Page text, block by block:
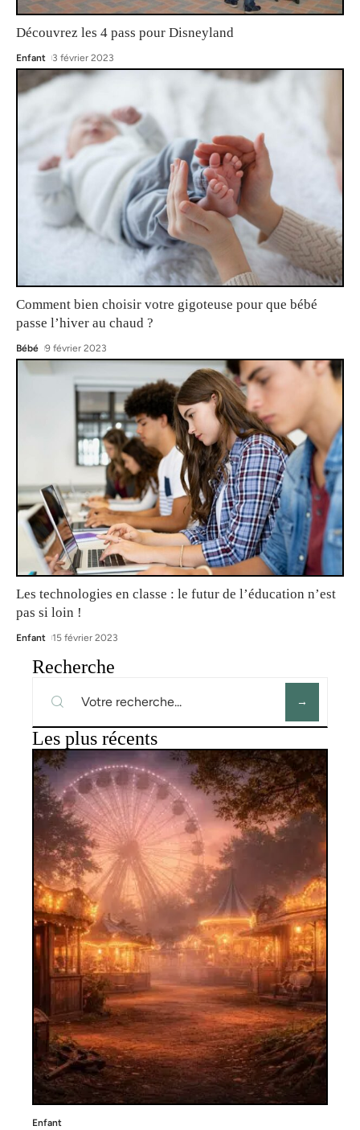
Découvrez les 4 pass pour Disneyland
Enfant 3 février 2023
Comment bien choisir votre gigoteuse pour que bébé
passe l’hiver au chaud ?
Bébé 9 février 2023
Les technologies en classe : le futur de l’éducation n’est
pas si loin !
Enfant 15 février 2023
Recherche
Les plus récents
Enfant